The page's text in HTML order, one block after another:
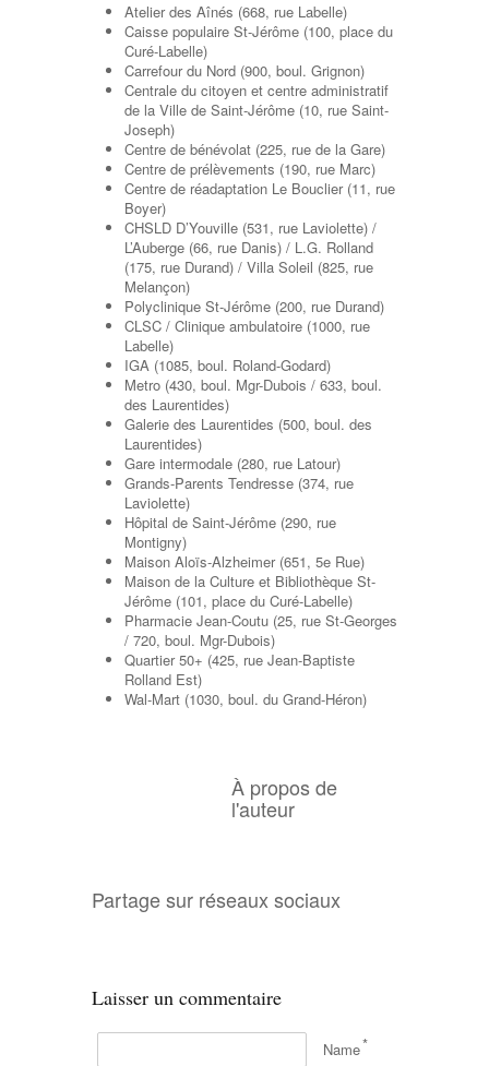
Atelier des Aînés (668, rue Labelle)
Caisse populaire St-Jérôme (100, place du
Curé-Labelle)
Carrefour du Nord (900, boul. Grignon)
Centrale du citoyen et centre administratif
de la Ville de Saint-Jérôme (10, rue Saint-
Joseph)
Centre de bénévolat (225, rue de la Gare)
Centre de prélèvements (190, rue Marc)
Centre de réadaptation Le Bouclier (11, rue
Boyer)
CHSLD D’Youville (531, rue Laviolette) /
L’Auberge (66, rue Danis) / L.G. Rolland
(175, rue Durand) / Villa Soleil (825, rue
Melançon)
Polyclinique St-Jérôme (200, rue Durand)
CLSC / Clinique ambulatoire (1000, rue
Labelle)
IGA (1085, boul. Roland-Godard)
Metro (430, boul. Mgr-Dubois / 633, boul.
des Laurentides)
Galerie des Laurentides (500, boul. des
Laurentides)
Gare intermodale (280, rue Latour)
Grands-Parents Tendresse (374, rue
Laviolette)
Hôpital de Saint-Jérôme (290, rue
Montigny)
Maison Aloïs-Alzheimer (651, 5e Rue)
Maison de la Culture et Bibliothèque St-
Jérôme (101, place du Curé-Labelle)
Pharmacie Jean-Coutu (25, rue St-Georges
/ 720, boul. Mgr-Dubois)
Quartier 50+ (425, rue Jean-Baptiste
Rolland Est)
Wal-Mart (1030, boul. du Grand-Héron)
À propos de
l'auteur
Partage sur réseaux sociaux
Laisser un commentaire
Name*